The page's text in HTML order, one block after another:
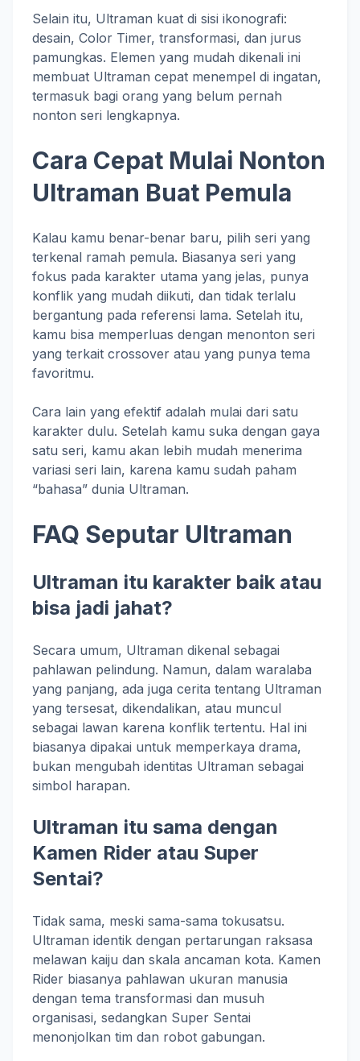
Selain itu, Ultraman kuat di sisi ikonografi:
desain, Color Timer, transformasi, dan jurus
pamungkas. Elemen yang mudah dikenali ini
membuat Ultraman cepat menempel di ingatan,
termasuk bagi orang yang belum pernah
nonton seri lengkapnya.
Cara Cepat Mulai Nonton
Ultraman Buat Pemula
Kalau kamu benar-benar baru, pilih seri yang
terkenal ramah pemula. Biasanya seri yang
fokus pada karakter utama yang jelas, punya
konflik yang mudah diikuti, dan tidak terlalu
bergantung pada referensi lama. Setelah itu,
kamu bisa memperluas dengan menonton seri
yang terkait crossover atau yang punya tema
favoritmu.
Cara lain yang efektif adalah mulai dari satu
karakter dulu. Setelah kamu suka dengan gaya
satu seri, kamu akan lebih mudah menerima
variasi seri lain, karena kamu sudah paham
“bahasa” dunia Ultraman.
FAQ Seputar Ultraman
Ultraman itu karakter baik atau
bisa jadi jahat?
Secara umum, Ultraman dikenal sebagai
pahlawan pelindung. Namun, dalam waralaba
yang panjang, ada juga cerita tentang Ultraman
yang tersesat, dikendalikan, atau muncul
sebagai lawan karena konflik tertentu. Hal ini
biasanya dipakai untuk memperkaya drama,
bukan mengubah identitas Ultraman sebagai
simbol harapan.
Ultraman itu sama dengan
Kamen Rider atau Super
Sentai?
Tidak sama, meski sama-sama tokusatsu.
Ultraman identik dengan pertarungan raksasa
melawan kaiju dan skala ancaman kota. Kamen
Rider biasanya pahlawan ukuran manusia
dengan tema transformasi dan musuh
organisasi, sedangkan Super Sentai
menonjolkan tim dan robot gabungan.